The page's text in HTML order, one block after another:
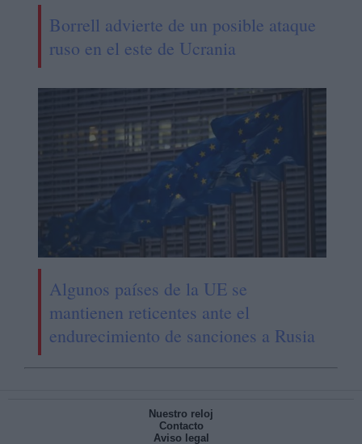
Borrell advierte de un posible ataque
ruso en el este de Ucrania
Algunos países de la UE se
mantienen reticentes ante el
endurecimiento de sanciones a Rusia
Nuestro reloj
Contacto
Aviso legal